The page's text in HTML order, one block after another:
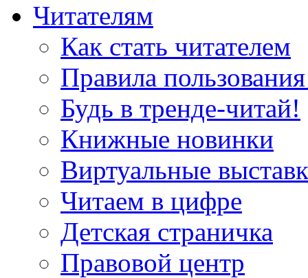
Читателям
Как стать читателем
Правила
Будь в тренде-читай!
Книжные новинки
Виртуальные
Читаем в цифре
Детская страничка
Правовой центр